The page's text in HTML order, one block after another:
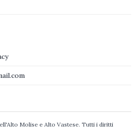
Molise e Alto Vastese. Tutti i diritti